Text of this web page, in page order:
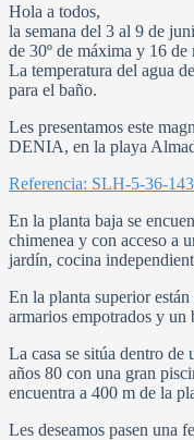
Hola a todos,
la semana del 3 al 9 de
de 30º de máxima y 16
La temperatura del agua
para el baño.
Les presentamos este
DENIA, en la playa
Referencia: SLH-5-36-
En la planta baja se
chimenea y con acceso a
jardín, cocina
En la planta superior
armarios empotrados y un
La casa se sitúa dentro
años 80 con una gran
encuentra a 400 m de la
Les deseamos pasen una